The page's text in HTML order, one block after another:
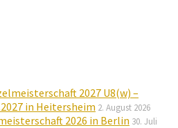
2027 U8(w) –
in Heitersheim 2. August 2026
2026 in Berlin 30. Juli